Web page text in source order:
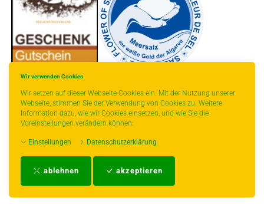
Wir verwenden Cookies
Wir setzen auf dieser Webseite Cookies ein. Mit der Nutzung unserer
Webseite, stimmen Sie der Verwendung von Cookies zu. Weitere
Information dazu, wie wir Cookies einsetzen, und wie Sie die
Voreinstellungen verändern können:
Einstellungen Datenschutzerklärung
ablehnen akzeptieren
* gilt für Lieferungen innerhalb Deutschlands, Lieferzeiten für andere Länder
entnehmen Sie bitte der Schaltfläche mit den Versandinformationen.
Impressum-AGB-Zahlungs- und Versandbedingungen
Biozertifikat
Widerrufsrecht Datenschutzerklärung